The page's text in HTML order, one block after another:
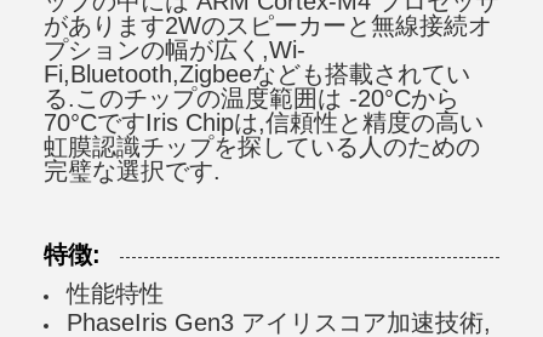
があります2Wのスピーカーと無線接続オ
プションの幅が広く,Wi-
Fi,Bluetooth,Zigbeeなども搭載されてい
る.このチップの温度範囲は -20°Cから
70°CですIris Chipは,信頼性と精度の高い
虹膜認識チップを探している人のための
完璧な選択です.
特徴:
性能特性
PhaseIris Gen3 アイリスコア加速技術,